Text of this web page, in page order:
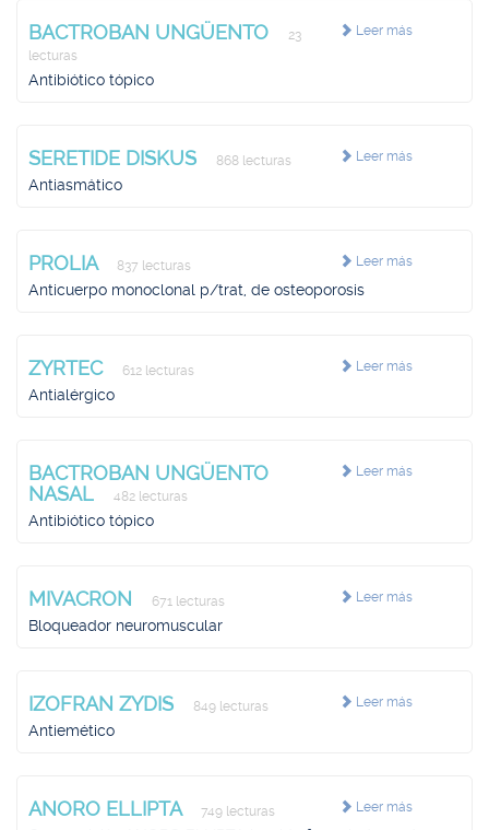
Leer más
BACTROBAN UNGÜENTO
23
lecturas
Antibiótico tópico
Leer más
SERETIDE DISKUS 868 lecturas
Antiasmático
Leer más
PROLIA 837 lecturas
Anticuerpo monoclonal p/trat, de osteoporosis
Leer más
ZYRTEC 612 lecturas
Antialérgico
Leer más
BACTROBAN UNGÜENTO
NASAL
482 lecturas
Antibiótico tópico
Leer más
MIVACRON 671 lecturas
Bloqueador neuromuscular
Leer más
IZOFRAN ZYDIS 849 lecturas
Antiemético
Leer más
ANORO ELLIPTA 749 lecturas